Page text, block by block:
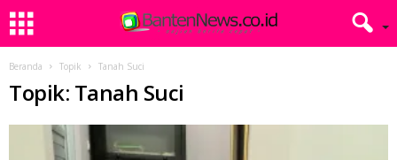
Beranda Topik Tanah Suci
Topik: Tanah Suci